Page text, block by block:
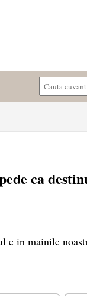
ca
e in mainile